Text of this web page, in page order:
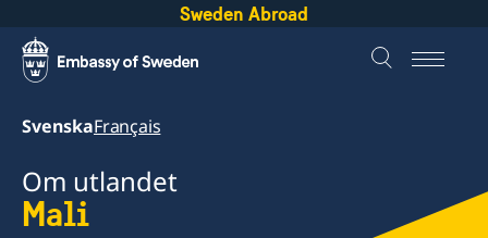
Sweden Abroad
SvenskaFrançais
Om utlandet
Mali